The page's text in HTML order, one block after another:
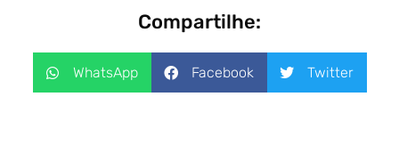
Compartilhe:
WhatsApp Facebook Twitter